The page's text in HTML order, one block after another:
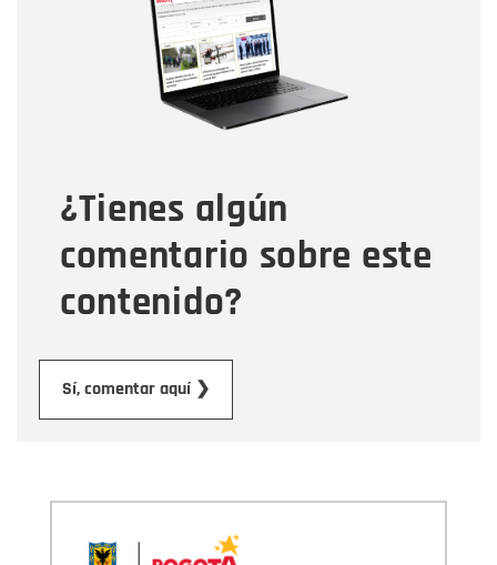
¿Tienes algún
comentario sobre este
contenido?
Sí, comentar aquí ❯
Correo electrónico
Tipo de comentario
Mensaje